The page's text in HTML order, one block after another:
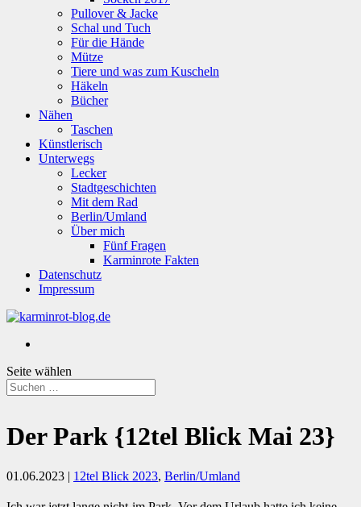
Pullover & Jacke
Schal und Tuch
Für die Hände
Mütze
Tiere und was zum Kuscheln
Häkeln
Bücher
Nähen
Taschen
Künstlerisch
Unterwegs
Lecker
Stadtgeschichten
Mit dem Rad
Berlin/Umland
Über mich
Fünf Fragen
Karminrote Fakten
Datenschutz
Impressum
Seite wählen
Der Park {12tel Blick Mai 23}
01.06.2023 | 12tel Blick 2023, Berlin/Umland